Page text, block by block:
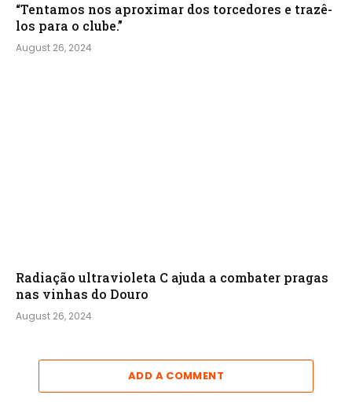
“Tentamos nos aproximar dos torcedores e trazê-
los para o clube.”
August 26, 2024
Radiação ultravioleta C ajuda a combater pragas
nas vinhas do Douro
August 26, 2024
ADD A COMMENT